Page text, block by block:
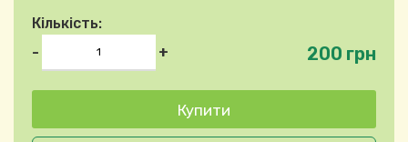
Кількість:
-
+ 200 грн